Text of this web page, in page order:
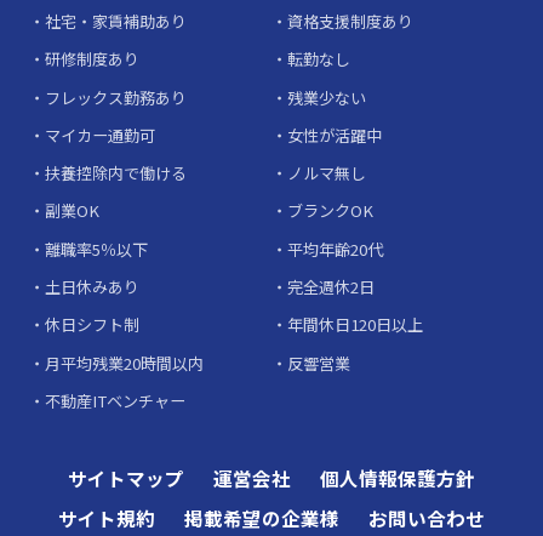
社宅・家賃補助あり
資格支援制度あり
研修制度あり
転勤なし
フレックス勤務あり
残業少ない
マイカー通勤可
女性が活躍中
扶養控除内で働ける
ノルマ無し
副業OK
ブランクOK
離職率5％以下
平均年齢20代
土日休みあり
完全週休2日
休日シフト制
年間休日120日以上
月平均残業20時間以内
反響営業
不動産ITベンチャー
サイトマップ 運営会社
個人情報保護方針
サイト規約
掲載希望の企業様 お問い合わせ